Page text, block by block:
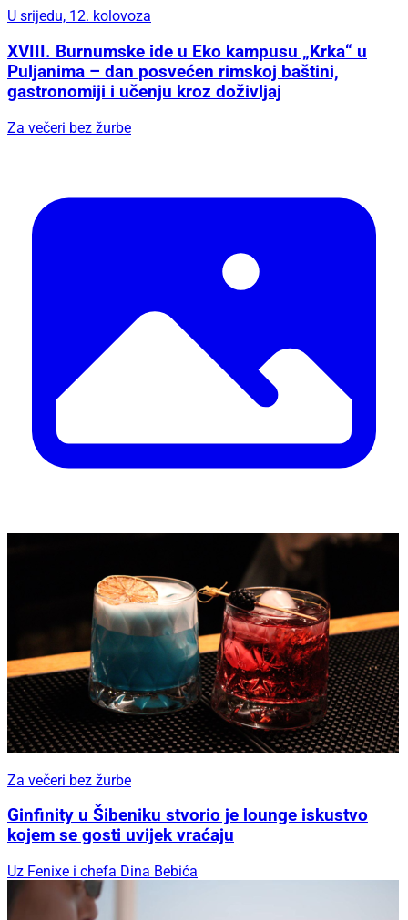
U srijedu, 12. kolovoza
XVIII. Burnumske ide u Eko kampusu „Krka“ u
Puljanima – dan posvećen rimskoj baštini,
gastronomiji i učenju kroz doživljaj
Za večeri bez žurbe
Za večeri bez žurbe
Ginfinity u Šibeniku stvorio je lounge iskustvo
kojem se gosti uvijek vraćaju
Uz Fenixe i chefa Dina Bebića